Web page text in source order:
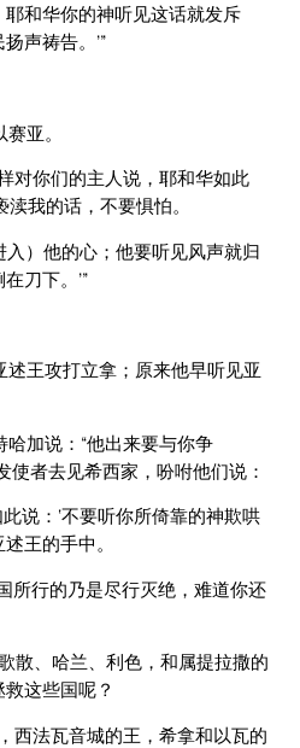
和华你的神听见这话就发斥
声祷告。’”
亚。
对你们的主人说，耶和华如此
我的话，不要惧怕。
）他的心；他要听见风声就归
刀下。’”
王攻打立拿；原来他早听见亚
加说：“他出来要与你争
使者去见希西家，吩咐他们说：
说：‘不要听你所倚靠的神欺哄
王的手中。
所行的乃是尽行灭绝，难道你还
散、哈兰、利色，和属提拉撒的
这些国呢？
西法瓦音城的王，希拿和以瓦的